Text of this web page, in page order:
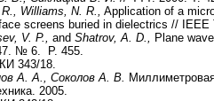
Williams, N. R.,
Application of a
screens buried in dielectrics //
V. P.,
and Shatrov, A. D.,
Plane
№ 6. P. 455.
343/18.
А. А., Соколов А. В.
2005.